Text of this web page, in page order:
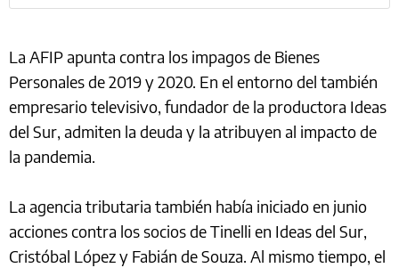
La AFIP apunta contra los impagos de Bienes
Personales de 2019 y 2020. En el entorno del también
empresario televisivo, fundador de la productora Ideas
del Sur, admiten la deuda y la atribuyen al impacto de
la pandemia.
La agencia tributaria también había iniciado en junio
acciones contra los socios de Tinelli en Ideas del Sur,
Cristóbal López y Fabián de Souza. Al mismo tiempo, el